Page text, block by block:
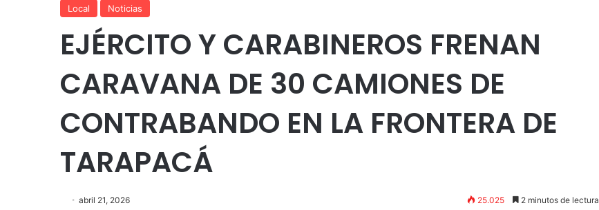
Local Noticias
EJÉRCITO Y CARABINEROS FRENAN
CARAVANA DE 30 CAMIONES DE
CONTRABANDO EN LA FRONTERA DE
TARAPACÁ
abril 21, 2026 25.025 2 minutos de lectura